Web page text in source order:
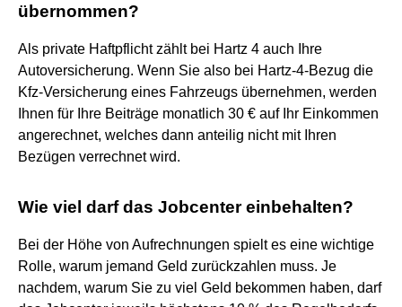
übernommen?
Als private Haftpflicht zählt bei Hartz 4 auch Ihre
Autoversicherung. Wenn Sie also bei Hartz-4-Bezug die
Kfz-Versicherung eines Fahrzeugs übernehmen, werden
Ihnen für Ihre Beiträge monatlich 30 € auf Ihr Einkommen
angerechnet, welches dann anteilig nicht mit Ihren
Bezügen verrechnet wird.
Wie viel darf das Jobcenter einbehalten?
Bei der Höhe von Aufrechnungen spielt es eine wichtige
Rolle, warum jemand Geld zurückzahlen muss. Je
nachdem, warum Sie zu viel Geld bekommen haben, darf